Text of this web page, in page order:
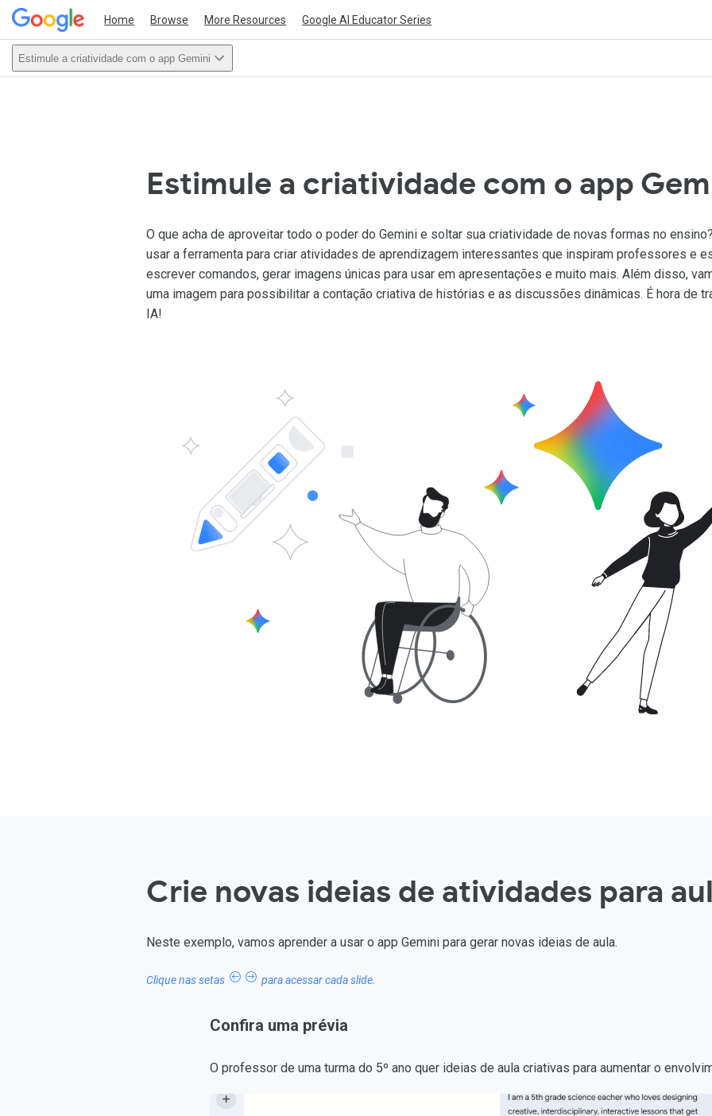
Home Browse More Resources Google AI Educator Series
Estimule a criatividade com o app Gemini
Estimule a criatividade com o app
O que acha de aproveitar todo o poder do Gemini e soltar sua criatividade de novas formas no
usar a ferramenta para criar atividades de aprendizagem interessantes que inspiram professores e
escrever comandos, gerar imagens únicas para usar em apresentações e muito mais. Além disso,
uma imagem para possibilitar a contação criativa de histórias e as discussões dinâmicas. É hora de
IA!
Crie novas ideias de atividades para
Neste exemplo, vamos aprender a usar o app Gemini para gerar novas ideias de aula.
Clique nas setas para acessar cada slide.
Confira uma prévia
O professor de uma turma do 5º ano quer ideias de aula criativas para aumentar o